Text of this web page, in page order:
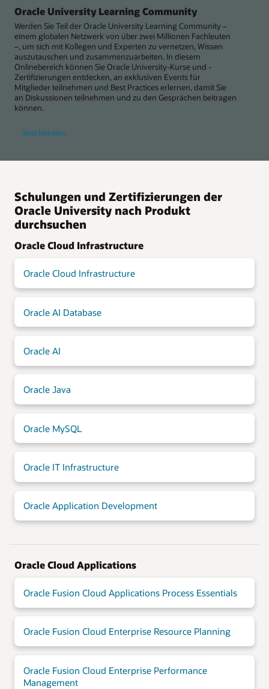
Oracle University Learning Community
Werden Sie Teil der Oracle University Learning Community –
einem globalen Netzwerk von über zwei Millionen Fachleuten
–, um sich mit Kollegen und Experten zu vernetzen, Wissen
auszutauschen und zusammenzuarbeiten. In diesem
Onlinebereich können Sie Oracle University-Kurse und -
Zertifizierungen entdecken, an exklusiven Events für
Mitglieder teilnehmen und Best Practices erlernen, damit Sie
an Diskussionen teilnehmen und zu den Gesprächen beitragen
können.
Jetzt beitreten
Schulungen und Zertifizierungen der
Oracle University nach Produkt
durchsuchen
Oracle Cloud Infrastructure
Oracle Cloud Infrastructure
Oracle AI Database
Oracle AI
Oracle Java
Oracle MySQL
Oracle IT Infrastructure
Oracle Application Development
Oracle Cloud Applications
Oracle Fusion Cloud Applications Process Essentials
Oracle Fusion Cloud Enterprise Resource Planning
Oracle Fusion Cloud Enterprise Performance
Management